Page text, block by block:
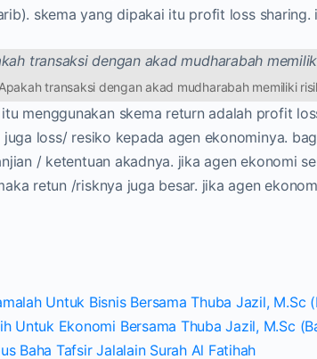
skema yang dipakai itu profit loss
Apakah transaksi dengan akad mudharabah memiliki
menggunakan skema return adalah profit
loss/ resiko kepada agen ekonominya.
/ ketentuan akadnya. jika agen ekonomi
retun /risknya juga besar. jika agen
Untuk Bisnis Bersama Thuba Jazil, M.Sc
Untuk Ekonomi Bersama Thuba Jazil, M.Sc
Baha Tafsir Jalalain Surah Al Fatihah